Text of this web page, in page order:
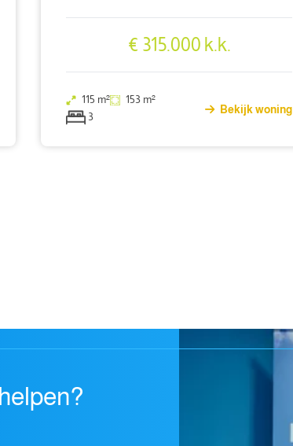
€ 315.000 k.k.
115 m²
153 m²
3
Bekijk woning